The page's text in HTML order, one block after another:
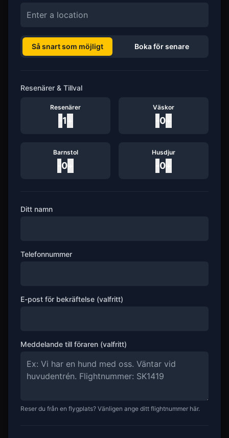
Så snart som möjligt Boka för senare
Resenärer & Tillval
Resenärer
1
Väskor
0
Barnstol
0
Husdjur
0
Ditt namn
Telefonnummer
E-post för bekräftelse (valfritt)
Meddelande till föraren (valfritt)
Reser du från en flygplats? Vänligen ange ditt flightnummer här.